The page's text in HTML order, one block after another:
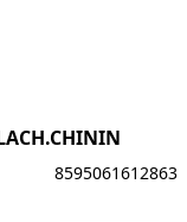
8595061612863